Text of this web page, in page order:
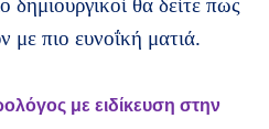
δημιουργικοί θα δείτε πως
με πιο ευνοΐκή ματιά.
με ειδίκευση στην